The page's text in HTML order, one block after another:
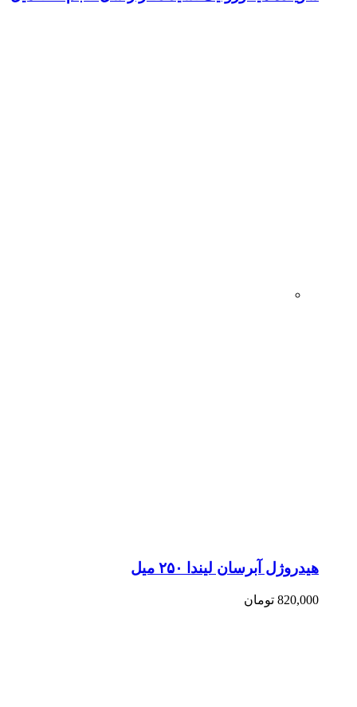
هیدروژل آبرسان لیندا ۲۵۰ میل
820,000 تومان